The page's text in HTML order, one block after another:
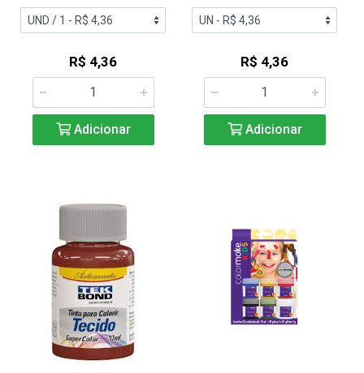
R$ 4,36
Adicionar
R$ 4,36
Adicionar